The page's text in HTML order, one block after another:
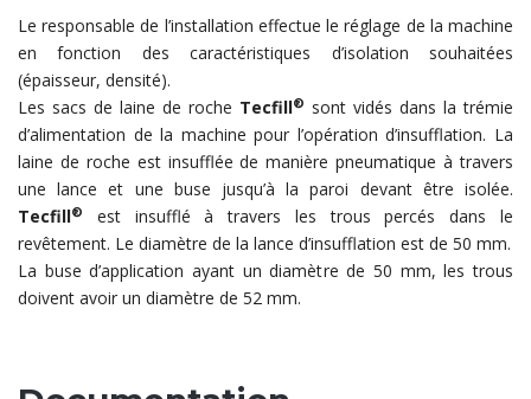
Le responsable de l’installation effectue le réglage de la machine
en fonction des caractéristiques d’isolation souhaitées
(épaisseur, densité).
Les sacs de laine de roche Tecfill® sont vidés dans la trémie
d’alimentation de la machine pour l’opération d’insufflation. La
laine de roche est insufflée de manière pneumatique à travers
une lance et une buse jusqu’à la paroi devant être isolée.
Tecfill®
est insufflé à travers les trous percés dans le
revêtement. Le diamètre de la lance d’insufflation est de 50 mm.
La buse d’application ayant un diamètre de 50 mm, les trous
doivent avoir un diamètre de 52 mm.